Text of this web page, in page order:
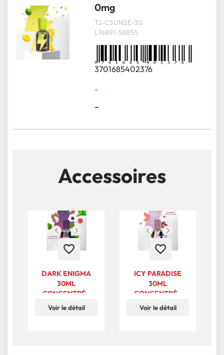
0mg
TJ-CSUNSE-30
L16891-58855
3701685402376
-
-
Accessoires
favorite_border
DARK ENIGMA
30ML
CONCENTRÉ -
TJUICE NEW
Voir le détail
favorite_border
ICY PARADISE
30ML
CONCENTRÉ -
TJUICE NEW
Voir le détail